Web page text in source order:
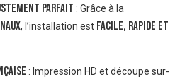
parfait : Grâce à la
, l’installation est facile, rapide et
: Impression HD et découpe sur-